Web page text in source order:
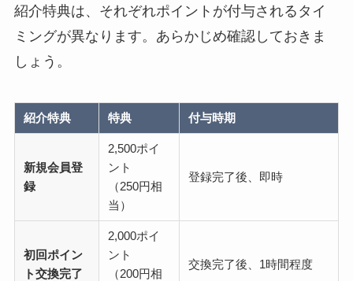
紹介特典は、それぞれポイントが付与されるタイ
ミングが異なります。あらかじめ確認しておきま
しょう。
紹介特典 特典 付与時期
新規会員登
録
2,500ポイ
ント
（250円相
当）
登録完了後、即時
初回ポイン
ト交換完了
2,000ポイ
ント
（200円相
交換完了後、1時間程度